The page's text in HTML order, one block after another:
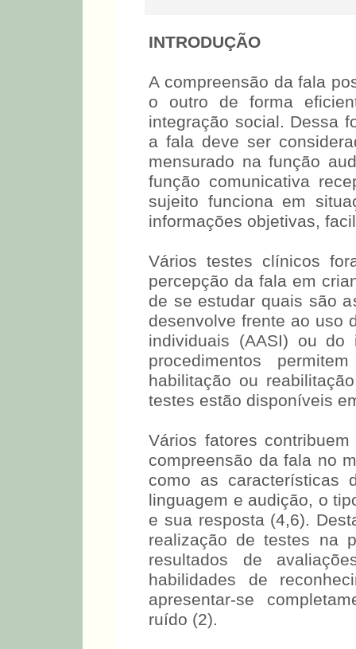
INTRODUÇÃO
A compreensão da fala
o outro de forma
integração social. Dessa
a fala deve ser
mensurado na função
função comunicativa
sujeito funciona em
informações objetivas,
Vários testes clínicos
percepção da fala em
de se estudar quais são
desenvolve frente ao uso
individuais (AASI) ou do
procedimentos
habilitação ou
testes estão disponíveis
Vários fatores
compreensão da fala no
como as características
linguagem e audição, o
e sua resposta (4,6).
realização de testes na
resultados de
habilidades de
apresentar-se
ruído (2).